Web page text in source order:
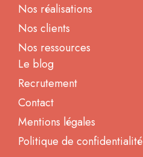
Nos réalisations
Nos clients
Nos ressources
Le blog
Recrutement
Contact
Mentions légales
Politique de confidentialité